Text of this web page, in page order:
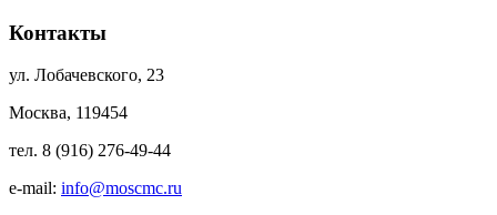
Контакты
ул. Лобачевского, 23
Москва, 119454
тел. 8 (916) 276-49-44
e-mail: info@moscmc.ru